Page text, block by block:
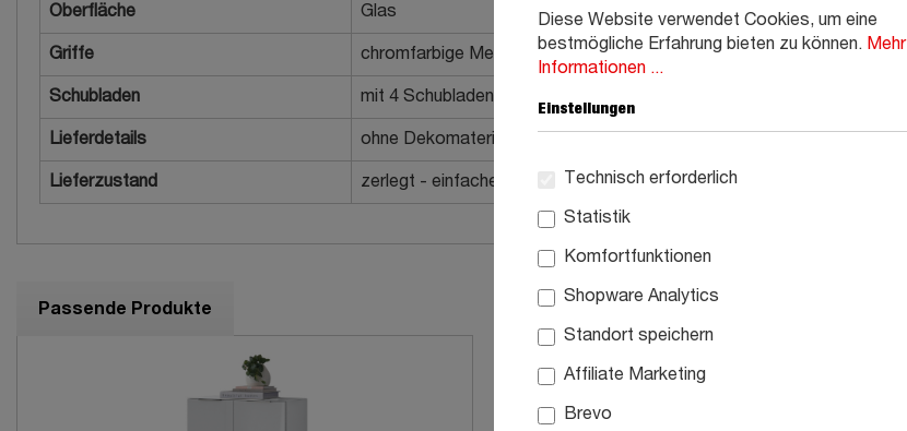
Oberfläche Glas
Griffe chromfarbige Metallgriffe
Schubladen mit 4 Schubladen
Lieferdetails ohne Dekomaterial
Lieferzustand zerlegt - einfache Montage, Aufbauanleitung
Passende Produkte
Diese Website verwendet Cookies, um eine
bestmögliche Erfahrung bieten zu können. Mehr
Informationen ...
Einstellungen
Technisch erforderlich
Statistik
Komfortfunktionen
Shopware Analytics
Standort speichern
Affiliate Marketing
Brevo